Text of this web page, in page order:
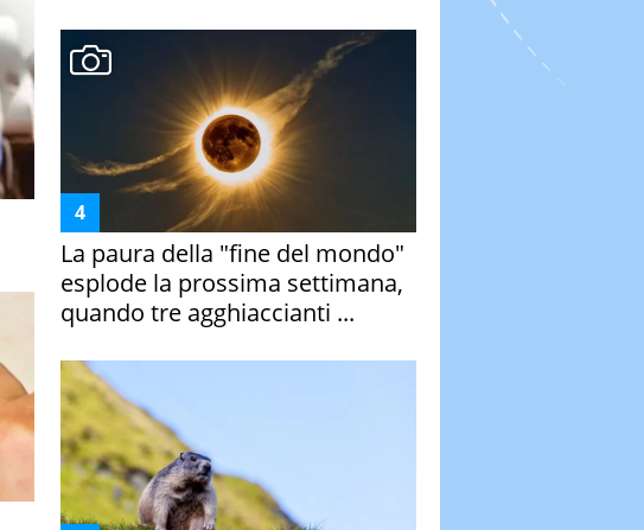
La paura della "fine del mondo"
esplode la prossima settimana,
quando tre agghiaccianti ...